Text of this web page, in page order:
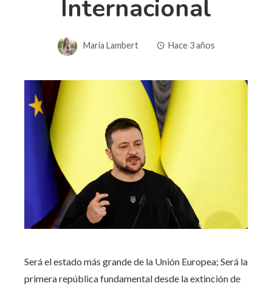
Internacional
Maria Lambert Hace 3 años
Será el estado más grande de la Unión Europea; Será la
primera república fundamental desde la extinción de